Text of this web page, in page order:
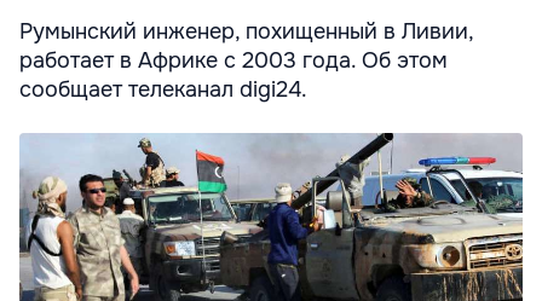
Румынский инженер, похищенный в Ливии,
работает в Африке с 2003 года. Об этом
сообщает телеканал digi24.